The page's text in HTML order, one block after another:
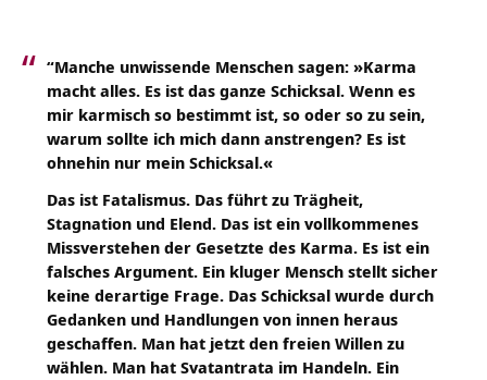
“Manche unwissende Menschen sagen: »Karma
macht alles. Es ist das ganze Schicksal. Wenn es
mir karmisch so bestimmt ist, so oder so zu sein,
warum sollte ich mich dann anstrengen? Es ist
ohnehin nur mein Schicksal.«
Das ist Fatalismus. Das führt zu Trägheit,
Stagnation und Elend. Das ist ein vollkommenes
Missverstehen der Gesetzte des Karma. Es ist ein
falsches Argument. Ein kluger Mensch stellt sicher
keine derartige Frage. Das Schicksal wurde durch
Gedanken und Handlungen von innen heraus
geschaffen. Man hat jetzt den freien Willen zu
wählen. Man hat Svatantrata im Handeln. Ein